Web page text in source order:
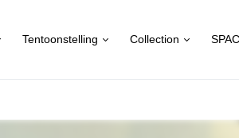
Tentoonstelling Collection SPAC